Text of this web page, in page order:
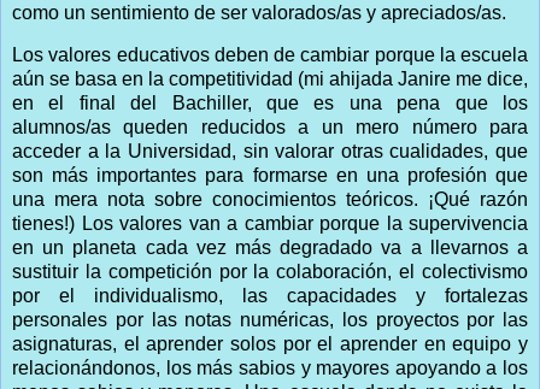
como un sentimiento de ser valorados/as y apreciados/as.
Los valores educativos deben de cambiar porque la escuela
aún se basa en la competitividad (mi ahijada Janire me dice,
en el final del Bachiller, que es una pena que los
alumnos/as queden reducidos a un mero número para
acceder a la Universidad, sin valorar otras cualidades, que
son más importantes para formarse en una profesión que
una mera nota sobre conocimientos teóricos. ¡Qué razón
tienes!) Los valores van a cambiar porque la supervivencia
en un planeta cada vez más degradado va a llevarnos a
sustituir la competición por la colaboración, el colectivismo
por el individualismo, las capacidades y fortalezas
personales por las notas numéricas, los proyectos por las
asignaturas, el aprender solos por el aprender en equipo y
relacionándonos, los más sabios y mayores apoyando a los